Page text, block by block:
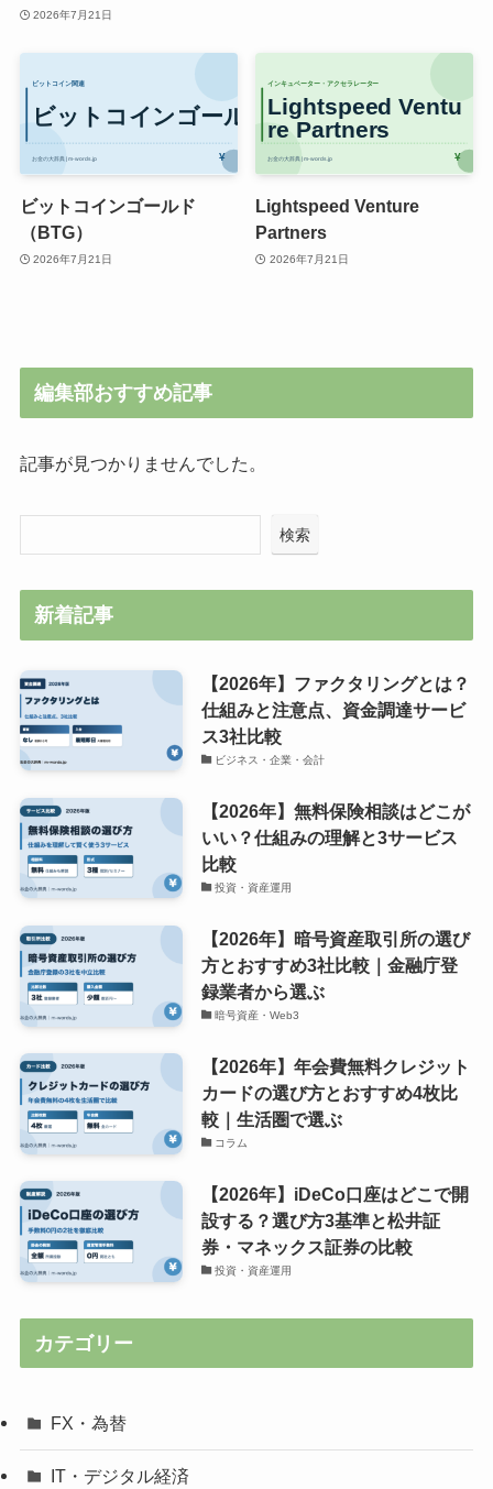
2026年7月21日
ビットコインゴールド
（BTG）
2026年7月21日
Lightspeed Venture
Partners
2026年7月21日
編集部おすすめ記事
記事が見つかりませんでした。
検索
新着記事
【2026年】ファクタリングとは？
仕組みと注意点、資金調達サービ
ス3社比較
ビジネス・企業・会計
【2026年】無料保険相談はどこが
いい？仕組みの理解と3サービス
比較
投資・資産運用
【2026年】暗号資産取引所の選び
方とおすすめ3社比較｜金融庁登
録業者から選ぶ
暗号資産・Web3
【2026年】年会費無料クレジット
カードの選び方とおすすめ4枚比
較｜生活圏で選ぶ
コラム
【2026年】iDeCo口座はどこで開
設する？選び方3基準と松井証
券・マネックス証券の比較
投資・資産運用
カテゴリー
FX・為替
IT・デジタル経済